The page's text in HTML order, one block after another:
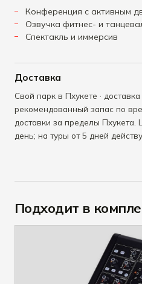
Конференция с активным
Озвучка фитнес- и
Спектакль и иммерсив
Доставка
Свой парк в Пхукете ·
рекомендованный запас по
доставки за пределы
день; на туры от 5 дней
Подходит в